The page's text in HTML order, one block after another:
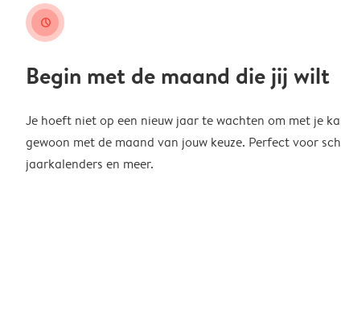
clock
Begin met de maand die jij wilt
Je hoeft niet op een nieuw jaar te wachten om met je
gewoon met de maand van jouw keuze. Perfect voor
jaarkalenders en meer.